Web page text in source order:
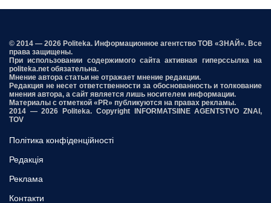
© 2014 — 2026 Politeka. Информационное агентство ТОВ «ЗНАЙ». Все
права защищены.
При использовании содержимого сайта активная гиперссылка на
politeka.net обязательна.
Мнение автора статьи не отражает мнение редакции.
Редакция не несет ответственности за обоснованность и толкование
мнения автора, а сайт является лишь носителем информации.
Материалы с отметкой «PR» публикуются на правах рекламы.
2014 — 2026 Politeka. Copyright INFORMATSIINE AGENTSTVO ZNAI,
TOV
Політика конфіденційності
Редакція
Реклама
Контакти